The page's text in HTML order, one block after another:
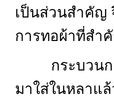
เป็นส่วนสำคัญ
การทอผ้าที่สำ
กระบวน
มาใส่ในหลาแ